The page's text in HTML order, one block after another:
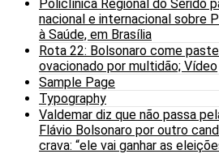
Policlínica Regional do Seridó
nacional e internacional sobre
à Saúde, em Brasília
Rota 22: Bolsonaro come
ovacionado por multidão; Vídeo
Sample Page
Typography
Valdemar diz que não passa
Flávio Bolsonaro por outro
crava: “ele vai ganhar as